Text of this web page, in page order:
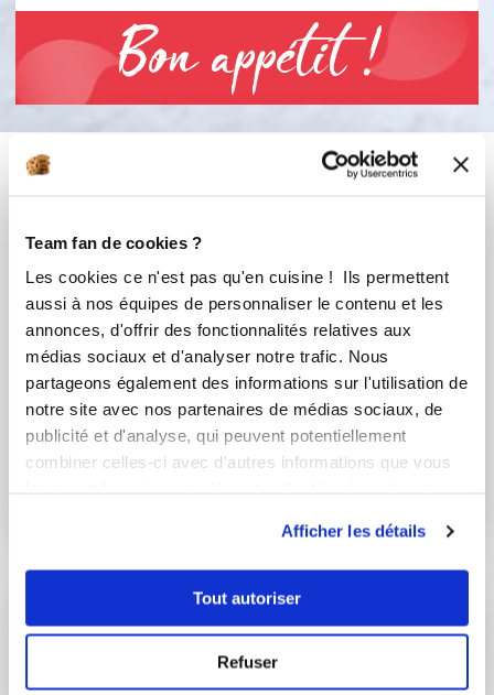
Team fan de cookies ?
Les cookies ce n'est pas qu'en cuisine ! Ils permettent
aussi à nos équipes de personnaliser le contenu et les
annonces, d'offrir des fonctionnalités relatives aux
médias sociaux et d'analyser notre trafic. Nous
partageons également des informations sur l'utilisation de
notre site avec nos partenaires de médias sociaux, de
publicité et d'analyse, qui peuvent potentiellement
combiner celles-ci avec d'autres informations que vous
Afficher les détails
Tout autoriser
Refuser
Bon appétit !
Vous aimerez aussi ...
Régina Le Gal sissi69a_576f